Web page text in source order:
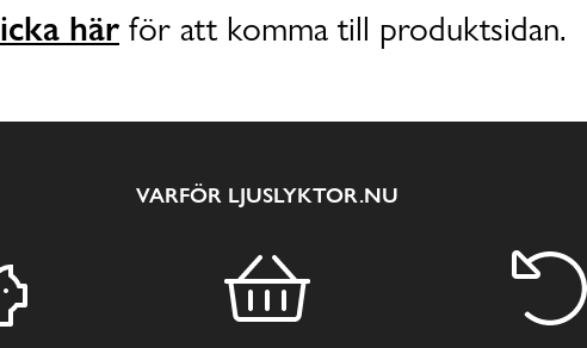
här för att komma till produktsidan.
VARFÖR LJUSLYKTOR.NU